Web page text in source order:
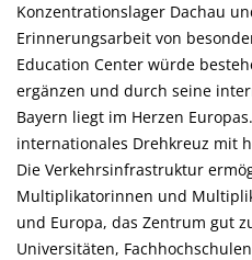
Konzentrationslager Dachau
Erinnerungsarbeit von
Education Center würde
ergänzen und durch seine
Bayern liegt im Herzen
internationales Drehkreuz mit
Die Verkehrsinfrastruktur
Multiplikatorinnen und
und Europa, das Zentrum gut
Universitäten,